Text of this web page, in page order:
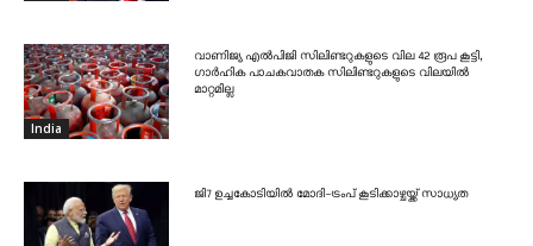
India
വാണിജ്യ എൽപിജി സിലിണ്ടറുകളുടെ വില 42 രൂപ കൂട്ടി,
ഗാർഹിക പാചകവാതക സിലിണ്ടറുകളുടെ വിലയിൽ
മാറ്റമില്ല
ജി7 ഉച്ചകോടിയിൽ മോദി-ട്രംപ് കൂടിക്കാഴ്ചയ്ക്ക് സാധ്യത